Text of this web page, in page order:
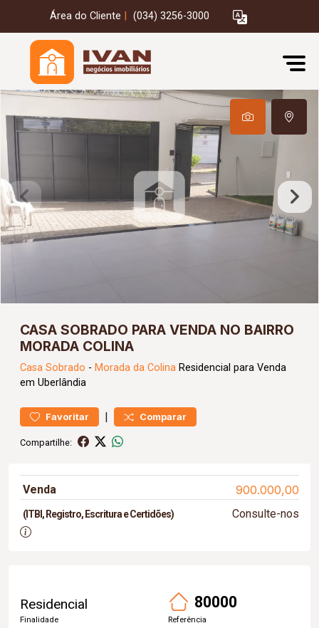
Área do Cliente (034) 3256-3000
CASA SOBRADO PARA VENDA NO BAIRRO
MORADA COLINA
Casa Sobrado - Morada da Colina Residencial para Venda
em Uberlândia
Favoritar | Comparar
Compartilhe:
Venda 900.000,00
(ITBI, Registro, Escritura e Certidões) Consulte-nos
Residencial
Finalidade
80000
Referência